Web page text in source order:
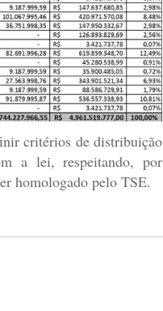
critérios de distribuição
a lei, respeitando, por
homologado pelo TSE.